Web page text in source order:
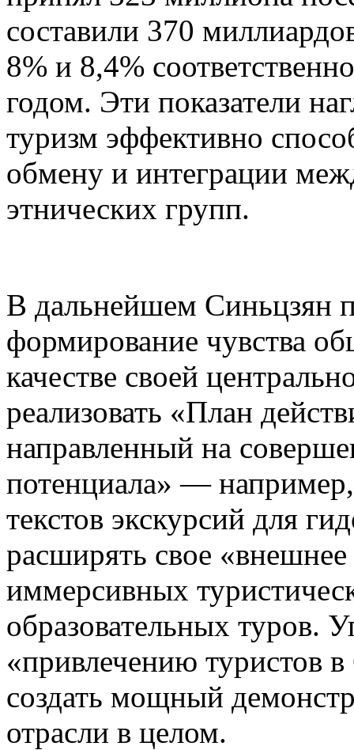
составили 370
8% и 8,4%
годом. Эти показатели
туризм эффективно
обмену и интеграции
этнических групп.
В дальнейшем Синьцзян
формирование чувства
качестве своей
реализовать «План
направленный на
потенциала» — например,
текстов экскурсий для
расширять свое «внешнее
иммерсивных
образовательных туров.
«привлечению туристов
создать мощный
отрасли в целом.